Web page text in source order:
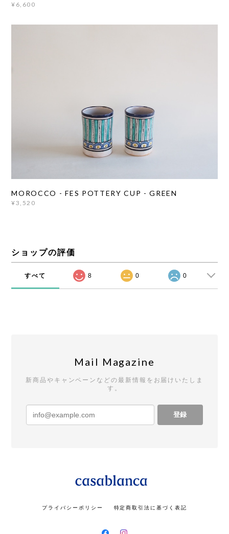
¥6,600
MOROCCO - FES POTTERY CUP - GREEN
¥3,520
ショップの評価
すべて 8 0 0
Mail Magazine
新商品やキャンペーンなどの最新情報をお届けいたしま
す。
登録
プライバシーポリシー 特定商取引法に基づく表記